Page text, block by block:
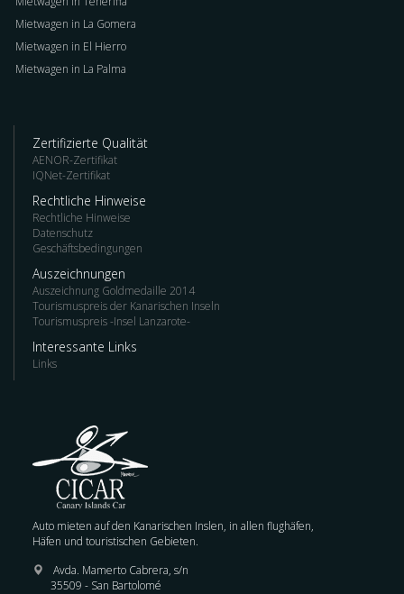
Mietwagen in La Gomera
Mietwagen in El Hierro
Mietwagen in La Palma
Zertifizierte Qualität
AENOR-Zertifikat
IQNet-Zertifikat
Rechtliche Hinweise
Rechtliche Hinweise
Datenschutz
Geschäftsbedingungen
Auszeichnungen
Auszeichnung Goldmedaille 2014
Tourismuspreis der Kanarischen Inseln
Tourismuspreis -Insel Lanzarote-
Interessante Links
Links
Auto mieten auf den Kanarischen Inslen, in allen flughäfen,
Häfen und touristischen Gebieten.
Avda. Mamerto Cabrera, s/n
35509 - San Bartolomé